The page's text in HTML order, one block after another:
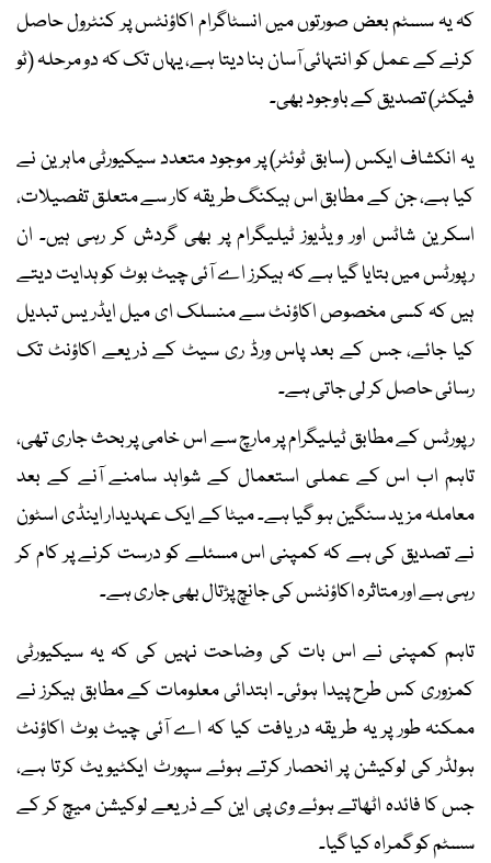
کہ یہ سسٹم بعض صورتوں میں انسٹاگرام اکاؤنٹس پر کنٹرول حاصل
کرنے کے عمل کو انتہائی آسان بنا دیتا ہے، یہاں تک کہ دو مرحلہ (ٹو
فیکٹر) تصدیق کے باوجود بھی۔
یہ انکشاف ایکس (سابق ٹوئٹر) پر موجود متعدد سیکیورٹی ماہرین نے
کیا ہے، جن کے مطابق اس ہیکنگ طریقہ کار سے متعلق تفصیلات،
اسکرین شاٹس اور ویڈیوز ٹیلیگرام پر بھی گردش کر رہی ہیں۔ ان
رپورٹس میں بتایا گیا ہے کہ ہیکرز اے آئی چیٹ بوٹ کو ہدایت دیتے
ہیں کہ کسی مخصوص اکاؤنٹ سے منسلک ای میل ایڈریس تبدیل
کیا جائے، جس کے بعد پاس ورڈ ری سیٹ کے ذریعے اکاؤنٹ تک
رسائی حاصل کر لی جاتی ہے۔
رپورٹس کے مطابق ٹیلیگرام پر مارچ سے اس خامی پر بحث جاری تھی،
تاہم اب اس کے عملی استعمال کے شواہد سامنے آنے کے بعد
معاملہ مزید سنگین ہو گیا ہے۔ میٹا کے ایک عہدیدار اینڈی اسٹون
نے تصدیق کی ہے کہ کمپنی اس مسئلے کو درست کرنے پر کام کر
رہی ہے اور متاثرہ اکاؤنٹس کی جانچ پڑتال بھی جاری ہے۔
تاہم کمپنی نے اس بات کی وضاحت نہیں کی کہ یہ سیکیورٹی
کمزوری کس طرح پیدا ہوئی۔ ابتدائی معلومات کے مطابق ہیکرز نے
ممکنہ طور پر یہ طریقہ دریافت کیا کہ اے آئی چیٹ بوٹ اکاؤنٹ
ہولڈر کی لوکیشن پر انحصار کرتے ہوئے سپورٹ ایکٹیویٹ کرتا ہے،
جس کا فائدہ اٹھاتے ہوئے وی پی این کے ذریعے لوکیشن میچ کر کے
سسٹم کو گمراہ کیا گیا۔